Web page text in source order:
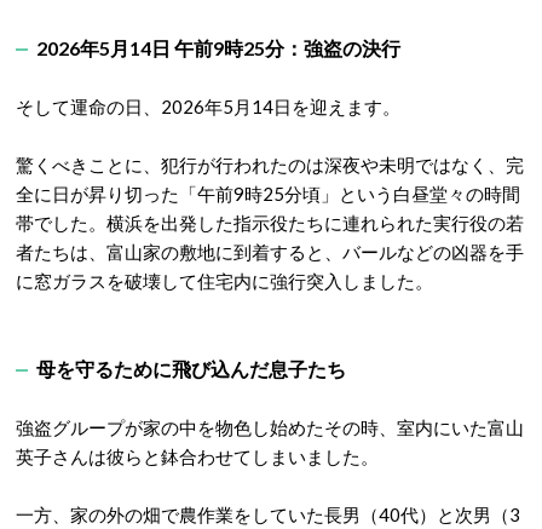
2026年5月14日 午前9時25分：強盗の決行
そして運命の日、2026年5月14日を迎えます。
驚くべきことに、犯行が行われたのは深夜や未明ではなく、完
全に日が昇り切った「午前9時25分頃」という白昼堂々の時間
帯でした 。横浜を出発した指示役たちに連れられた実行役の若
者たちは、富山家の敷地に到着すると、バールなどの凶器を手
に窓ガラスを破壊して住宅内に強行突入しました 。
母を守るために飛び込んだ息子たち
強盗グループが家の中を物色し始めたその時、室内にいた富山
英子さんは彼らと鉢合わせてしまいました。
一方、家の外の畑で農作業をしていた長男（40代）と次男（3